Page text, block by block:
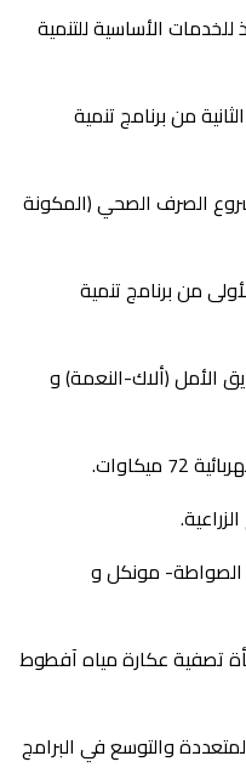
للخدمات الأساسية للتنمية
الثانية من برنامج تنمية
مشروع الصرف الصحي (المكونة
الأولى من برنامج تنمية
طريق الأمل (ألاك-النعمة) و
طريق الصواطة- مونكل و
منشأة تصفية عكارة مياه آفطوط
والتوسع في البرامج